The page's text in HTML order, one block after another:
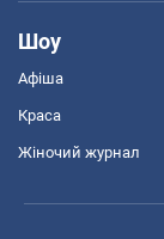
Шоу
Афіша
Краса
Жіночий журнал